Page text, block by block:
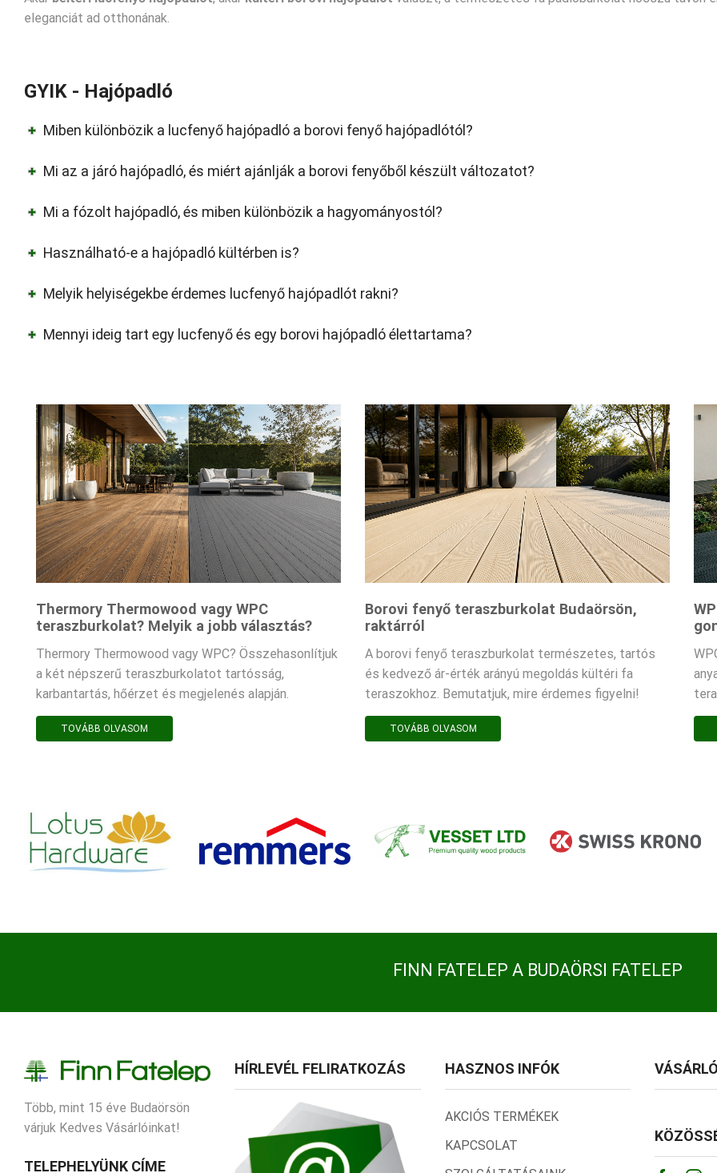
eleganciát ad otthonának.
GYIK - Hajópadló
Miben különbözik a lucfenyő hajópadló a borovi fenyő hajópadlótól?
Mi az a járó hajópadló, és miért ajánlják a borovi fenyőből készült változatot?
Mi a fózolt hajópadló, és miben különbözik a hagyományostól?
Használható-e a hajópadló kültérben is?
Melyik helyiségekbe érdemes lucfenyő hajópadlót rakni?
Mennyi ideig tart egy lucfenyő és egy borovi hajópadló élettartama?
Thermory Thermowood vagy WPC
teraszburkolat? Melyik a jobb választás?
Thermory Thermowood vagy WPC? Összehasonlítjuk
a két népszerű teraszburkolatot tartósság,
karbantartás, hőérzet és megjelenés alapján.
TOVÁBB OLVASOM
Borovi fenyő teraszburkolat Budaörsön,
raktárról
A borovi fenyő teraszburkolat természetes, tartós
és kedvező ár-érték arányú megoldás kültéri fa
teraszokhoz. Bemutatjuk, mire érdemes figyelni!
TOVÁBB OLVASOM
FINN FATELEP A BUDAÖRSI FATELEP
Több, mint 15 éve Budaörsön
várjuk Kedves Vásárlóinkat!
TELEPHELYÜNK CÍME
HÍRLEVÉL FELIRATKOZÁS HASZNOS INFÓK
AKCIÓS TERMÉKEK
KAPCSOLAT